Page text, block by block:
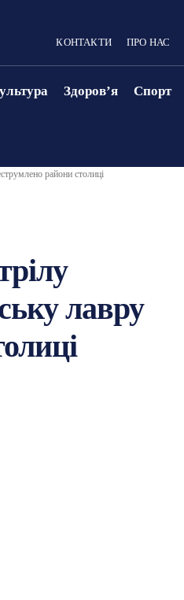
КОНТАКТИ ПРО НАС
Здоровʼя Спорт
райони столиці
лавру